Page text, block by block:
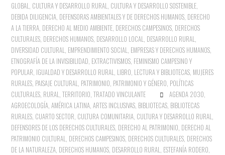
GLOBAL CULTURA Y DESARROLLO RURAL CULTURA Y DESARROLLO SOSTENIBLE
DEBIDA DILIGENCIA DEFENSORAS AMBIENTALES Y DE DERECHOS HUMANOS DERECHO
A LA TIERRA DERECHO AL MEDIO AMBIENTE DERECHOS CAMPESINOS DERECHOS
CULTURALES DERECHOS HUMANOS DESARROLLO LOCAL DESARROLLO RURAL
DIVERSIDAD CULTURAL EMPRENDIMIENTO SOCIAL EMPRESAS Y DERECHOS HUMANOS
ETNOGRAFÍA DE LA INVISIBILIDAD EXTRACTIVISMOS FEMINISMO CAMPESINO Y
POPULAR IGUALDAD Y DESARROLLO RURAL LIBRO, LECTURA Y BIBLIOTECAS MUJERES
RURALES PAISAJE CULTURAL PATRIMONIO PATRIMONIO Y GÉNERO POLÍTICAS
CULTURALES RURAL ,TERRITORIO ,TRATADO VINCULANTE AGENDA 2030
AGROECOLOGÍA ,AMÉRICA LATINA ,ARTES INCLUSIVAS BIBLIOTECAS BIBLIOTECAS
RURALES CUARTO SECTOR CULTURA COMUNITARIA CULTURA Y DESARROLLO RURAL
DEFENSORES DE LOS DERECHOS CULTURALES DERECHO AL PATRIMONIO DERECHO AL
PATRIMONIO CULTURAL DERECHOS CAMPESINOS DERECHOS CULTURALES DERECHOS
DE LA NATURALEZA DERECHOS HUMANOS DESARROLLO RURAL ESTEFANÍA RODERO